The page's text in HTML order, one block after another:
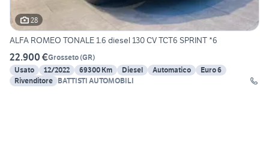
28
ALFA ROMEO TONALE 1.6 diesel 130 CV TCT6 SPRINT *6
22.900 €Grosseto(GR)
Usato
12/2022 69300 Km Diesel Automatico
Euro 6
Rivenditore BATTISTI AUTOMOBILI